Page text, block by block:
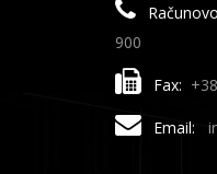
900
Fax:
Email: